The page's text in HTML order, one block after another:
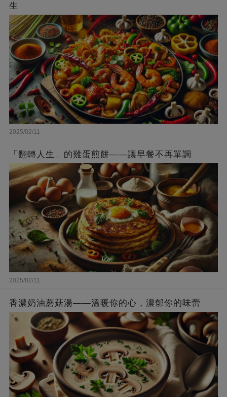
生
2025/02/11
「翻轉人生」的雞蛋煎餅——讓早餐不再單調
2025/02/11
香濃奶油蘑菇湯——溫暖你的心，濃郁你的味蕾